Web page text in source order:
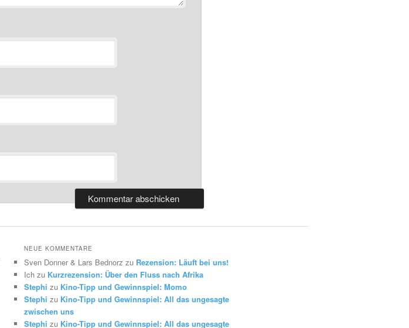
NEUE KOMMENTARE
Sven Donner & Lars Bednorz zu Rezension: Läuft bei uns!
Ich zu Kurzrezension: Über den Fluss nach Afrika
Stephi zu Kino-Tipp und Gewinnspiel: Momo
Stephi zu Kino-Tipp und Gewinnspiel: All das ungesagte
zwischen uns
Stephi zu Kino-Tipp und Gewinnspiel: All das ungesagte